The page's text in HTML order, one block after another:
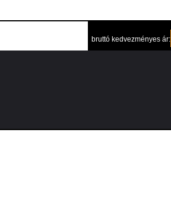
bruttó kedvezményes ár: